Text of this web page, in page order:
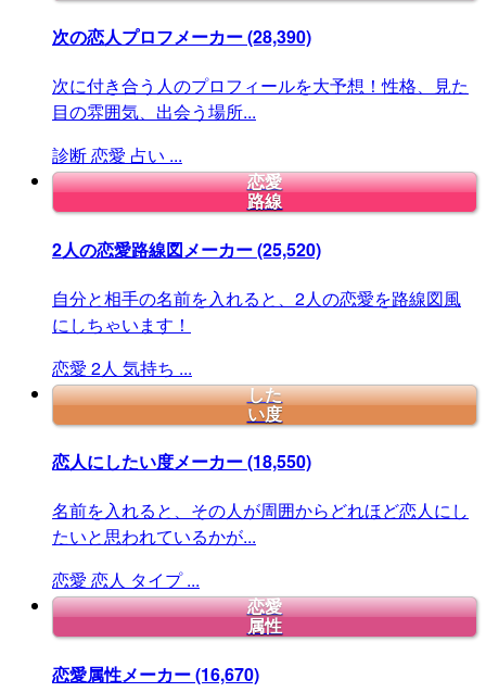
次の恋人プロフメーカー(28,390)
次に付き合う人のプロフィールを大予想！性格、見た
目の雰囲気、出会う場所...
診断恋愛 占い ...
恋愛
路線
2人の恋愛路線図メーカー(25,520)
自分と相手の名前を入れると、2人の恋愛を路線図風
にしちゃいます！
恋愛 2人 気持ち ...
した
い度
恋人にしたい度メーカー(18,550)
名前を入れると、その人が周囲からどれほど恋人にし
たいと思われているかが...
恋愛 恋人 タイプ ...
恋愛
属性
恋愛属性メーカー(16,670)